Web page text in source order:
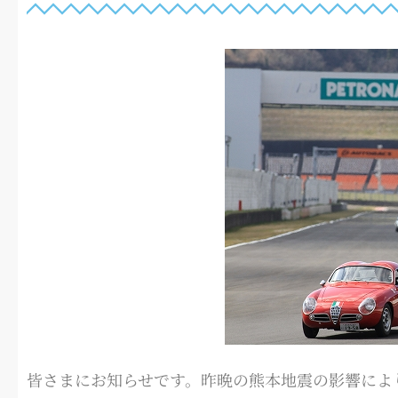
皆さまにお知らせです。昨晩の熊本地震の影響によ